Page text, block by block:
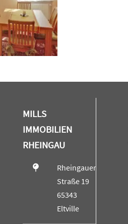
MILLS
IMMOBILIEN
RHEINGAU
Rheingauer
Straße 19
65343
Eltville